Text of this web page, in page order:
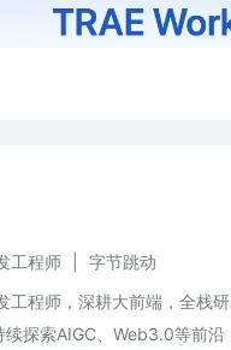
工程师
字节跳动
工程师，深耕大前端，全栈研
续探索AIGC、Web3.0等前沿